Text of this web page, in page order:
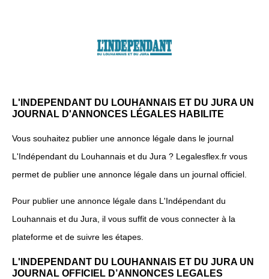
L'INDEPENDANT DU LOUHANNAIS ET DU JURA UN
JOURNAL D'ANNONCES LÉGALES HABILITE
Vous souhaitez publier une annonce légale dans le journal
L'Indépendant du Louhannais et du Jura ? Legalesflex.fr vous
permet de publier une annonce légale dans un journal officiel.
Pour publier une annonce légale dans L'Indépendant du
Louhannais et du Jura, il vous suffit de vous connecter à la
plateforme et de suivre les étapes.
L'INDEPENDANT DU LOUHANNAIS ET DU JURA UN
JOURNAL OFFICIEL D’ANNONCES LEGALES